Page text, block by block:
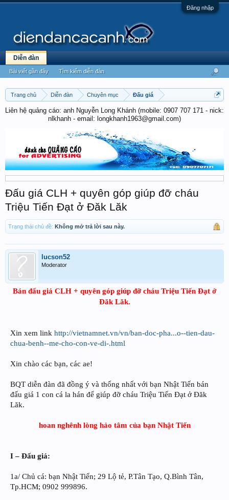
Đăng nhập
Trang chủ Diễn đàn Chuyên mục Đấu giá
Liên hệ quảng cáo: anh Nguyễn Long Khánh (mobile: 0907 707 171 - nick:
nlkhanh - email: longkhanh1963@gmail.com)
Đấu giá CLH + quyên góp giúp đỡ cháu
Triệu Tiến Đạt ở Đăk Lăk
Trạng thái chủ đề: Không mở trả lời sau này.
lucson52
Moderator
Bán đấu giá CLH + quyên góp giúp đỡ cháu Triệu Tiến Đạt ở
Đăk Lăk.
Xin xem link http://vietnamnet.vn/vn/ban-doc-pha...o--tien-dau-
chua-benh--me-cho-con-ve-di-.html
Xin chào các bạn, các ae!
BQT diễn đàn đã đồng ý và thống nhất với bạn Nhật Tiến bán
đấu giá 1 con cá la hán để giúp đỡ cháu Triệu Tiến Đạt ở Đăk
Lăk.
hoan nghênh lòng hảo tâm của bạn Nhật Tiến
I – Đấu giá:
1a/ Chủ cá: bạn Nhật Tiến; 29 Lộ tẻ, P.Tân Tạo, Q.Bình Tân,
Tp.HCM; 0902 999896.
Diễn đàn
Bài viết gần đây Tìm kiếm diễn đàn